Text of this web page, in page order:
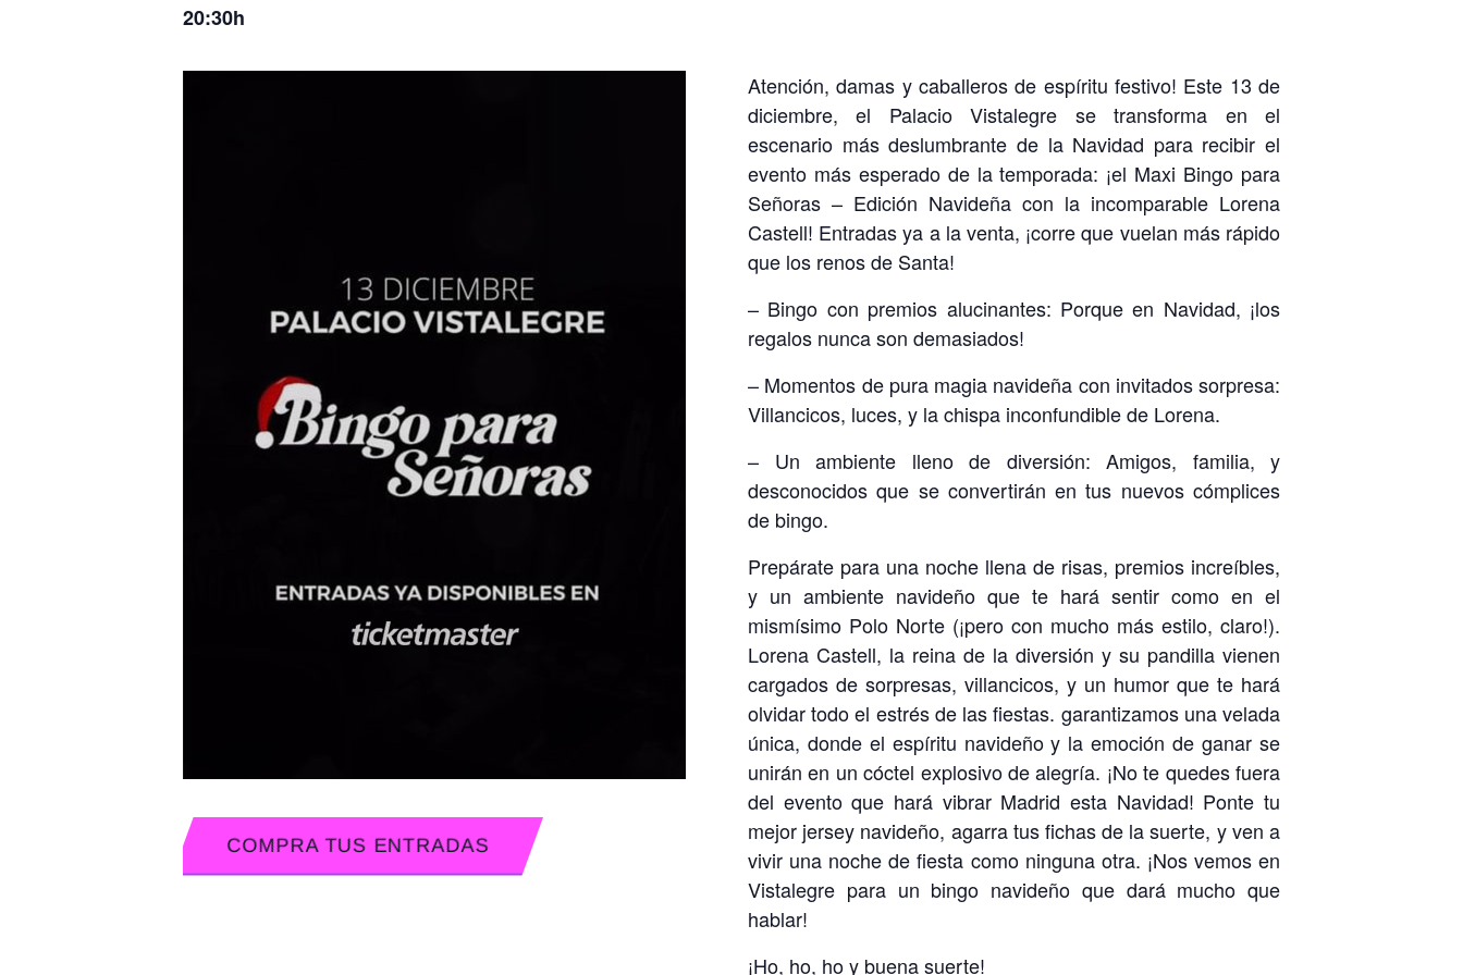
20:30h
COMPRA TUS ENTRADAS
Atención, damas y caballeros de espíritu festivo! Este 13 de
diciembre, el Palacio Vistalegre se transforma en el
escenario más deslumbrante de la Navidad para recibir el
evento más esperado de la temporada: ¡el Maxi Bingo para
Señoras – Edición Navideña con la incomparable Lorena
Castell! Entradas ya a la venta, ¡corre que vuelan más rápido
que los renos de Santa!
– Bingo con premios alucinantes: Porque en Navidad, ¡los
regalos nunca son demasiados!
– Momentos de pura magia navideña con invitados sorpresa:
Villancicos, luces, y la chispa inconfundible de Lorena.
– Un ambiente lleno de diversión: Amigos, familia, y
desconocidos que se convertirán en tus nuevos cómplices
de bingo.
Prepárate para una noche llena de risas, premios increíbles,
y un ambiente navideño que te hará sentir como en el
mismísimo Polo Norte (¡pero con mucho más estilo, claro!).
Lorena Castell, la reina de la diversión y su pandilla vienen
cargados de sorpresas, villancicos, y un humor que te hará
olvidar todo el estrés de las fiestas. garantizamos una velada
única, donde el espíritu navideño y la emoción de ganar se
unirán en un cóctel explosivo de alegría. ¡No te quedes fuera
del evento que hará vibrar Madrid esta Navidad! Ponte tu
mejor jersey navideño, agarra tus fichas de la suerte, y ven a
vivir una noche de fiesta como ninguna otra. ¡Nos vemos en
Vistalegre para un bingo navideño que dará mucho que
hablar!
¡Ho, ho, ho y buena suerte!